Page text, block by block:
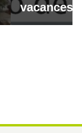
vacances